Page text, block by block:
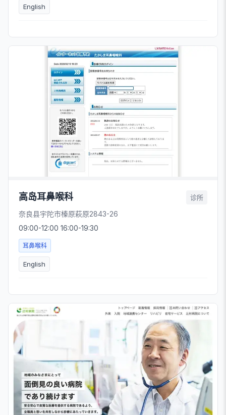
English
高岛耳鼻喉科 诊所
奈良县宇陀市榛原萩原2843-26
09:00-12:00 16:00-19:30
耳鼻喉科
English